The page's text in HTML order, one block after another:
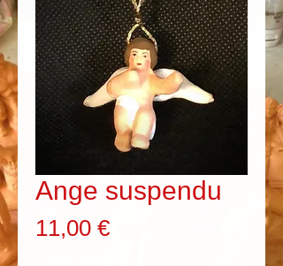
Ange suspendu
11,00 €Prix